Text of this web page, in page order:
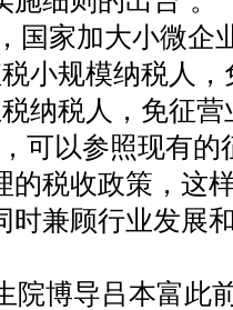
国家加大小微企
小规模纳税人
纳税人，免征营
可以参照现有
的税收政策，这
时兼顾行业发展
院博导吕本富此